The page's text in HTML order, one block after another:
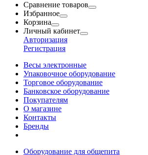
Сравнение товаров
Избранное
Корзина
Личный кабинет
Авторизация
Регистрация
Весы электронные
Упаковочное оборудование
Торговое оборудование
Банковское оборудование
Покупателям
О магазине
Контакты
Бренды
Оборудование для общепита